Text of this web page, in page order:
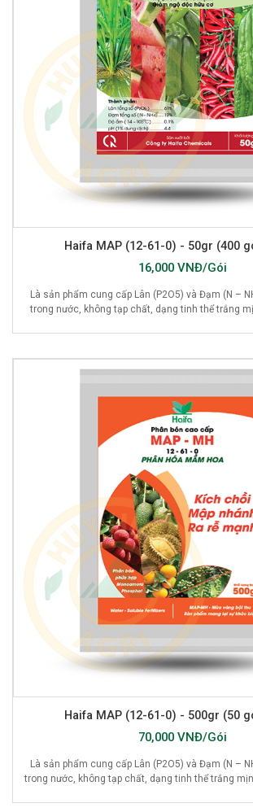
Haifa MAP (12-61-0) - 50gr (400
16,000 VNĐ/Gói
Là sản phẩm cung cấp Lân (P2O5) và Đạm (N –
trong nước, không tạp chất, dạng tinh thể trắng
Haifa MAP (12-61-0) - 500gr (50
70,000 VNĐ/Gói
Là sản phẩm cung cấp Lân (P2O5) và Đạm (N –
trong nước, không tạp chất, dạng tinh thể trắng